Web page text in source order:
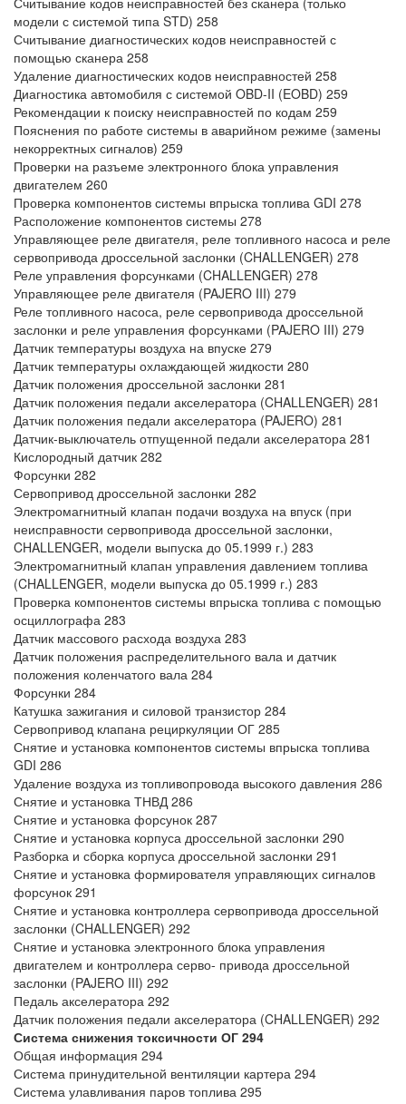
модели с системой типа STD) 258
Считывание диагностических кодов неисправностей с
помощью сканера 258
Удаление диагностических кодов неисправностей 258
Диагностика автомобиля с системой OBD-II (EOBD) 259
Рекомендации к поиску неисправностей по кодам 259
Пояснения по работе системы в аварийном режиме (замены
некорректных сигналов) 259
Проверки на разъеме электронного блока управления
двигателем 260
Проверка компонентов системы впрыска топлива GDI 278
Расположение компонентов системы 278
Управляющее реле двигателя, реле топливного насоса и реле
сервопривода дроссельной заслонки (CHALLENGER) 278
Реле управления форсунками (CHALLENGER) 278
Управляющее реле двигателя (PAJERO III) 279
Реле топливного насоса, реле сервопривода дроссельной
заслонки и реле управления форсунками (PAJERO III) 279
Датчик температуры воздуха на впуске 279
Датчик температуры охлаждающей жидкости 280
Датчик положения дроссельной заслонки 281
Датчик положения педали акселератора (CHALLENGER) 281
Датчик положения педали акселератора (PAJERO) 281
Датчик-выключатель отпущенной педали акселератора 281
Кислородный датчик 282
Форсунки 282
Сервопривод дроссельной заслонки 282
Электромагнитный клапан подачи воздуха на впуск (при
неисправности сервопривода дроссельной заслонки,
CHALLENGER, модели выпуска до 05.1999 г.) 283
Электромагнитный клапан управления давлением топлива
(CHALLENGER, модели выпуска до 05.1999 г.) 283
Проверка компонентов системы впрыска топлива с помощью
осциллографа 283
Датчик массового расхода воздуха 283
Датчик положения распределительного вала и датчик
положения коленчатого вала 284
Форсунки 284
Катушка зажигания и силовой транзистор 284
Сервопривод клапана рециркуляции ОГ 285
Снятие и установка компонентов системы впрыска топлива
GDI 286
Удаление воздуха из топливопровода высокого давления 286
Снятие и установка ТНВД 286
Снятие и установка форсунок 287
Снятие и установка корпуса дроссельной заслонки 290
Разборка и сборка корпуса дроссельной заслонки 291
Снятие и установка формирователя управляющих сигналов
форсунок 291
Снятие и установка контроллера сервопривода дроссельной
заслонки (CHALLENGER) 292
Снятие и установка электронного блока управления
двигателем и контроллера серво- привода дроссельной
заслонки (PAJERO III) 292
Педаль акселератора 292
Датчик положения педали акселератора (CHALLENGER) 292
Система снижения токсичности ОГ 294
Общая информация 294
Система принудительной вентиляции картера 294
Система улавливания паров топлива 295